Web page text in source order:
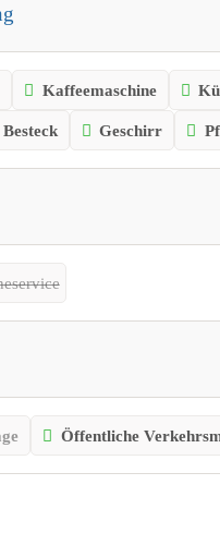
Kaffeemaschine
Besteck Geschirr
Öffentliche